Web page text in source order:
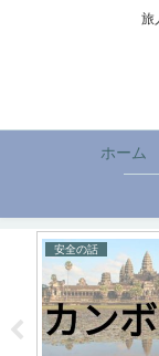
旅
ホーム
安全の話